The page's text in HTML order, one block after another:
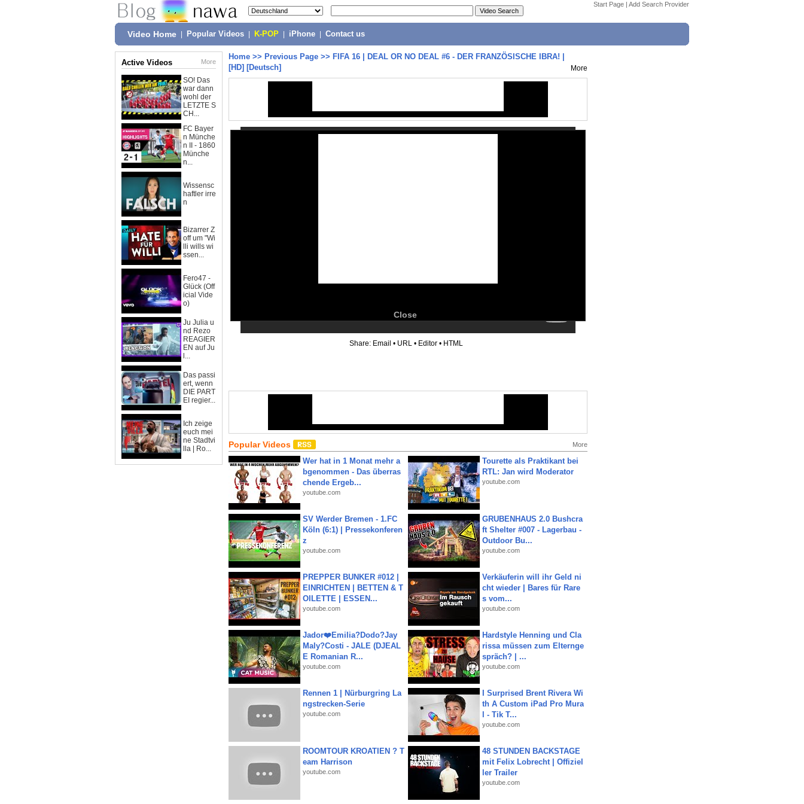
Start Page | Add Search Provider
Video Home Popular Videos K-POP iPhone Contact us
Active Videos More
SO! Das
war dann
wohl der
LETZTE S
CH...
FC Bayer
n Münche
n II - 1860
Münche
n...
Wissensc
haftler irre
n
Bizarrer Z
off um "Wi
lli wills wi
ssen...
Fero47 -
Glück (Off
icial Vide
o)
Ju Julia u
nd Rezo
REAGIER
EN auf Ju
l...
Das passi
ert, wenn
DIE PART
EI regier...
Ich zeige
euch mei
ne Stadtvi
lla | Ro...
Home >> Previous Page >> FIFA 16 | DEAL OR NO DEAL #6 - DER FRANZÖSISCHE IBRA! |
[HD] [Deutsch]
More
Close
Share: Email • URL • Editor • HTML
Popular Videos More
Wer hat in 1 Monat mehr a
bgenommen - Das überras
chende Ergeb...
youtube.com
Tourette als Praktikant bei
RTL: Jan wird Moderator
youtube.com
SV Werder Bremen - 1.FC
Köln (6:1) | Pressekonferen
z
youtube.com
GRUBENHAUS 2.0 Bushcra
ft Shelter #007 - Lagerbau -
Outdoor Bu...
youtube.com
PREPPER BUNKER #012 |
EINRICHTEN | BETTEN & T
OILETTE | ESSEN...
youtube.com
Verkäuferin will ihr Geld ni
cht wieder | Bares für Rare
s vom...
youtube.com
Jador❤️Emilia?Dodo?Jay
Maly?Costi - JALE (DJEAL
E Romanian R...
youtube.com
Hardstyle Henning und Cla
rissa müssen zum Elternge
spräch? | ...
youtube.com
Rennen 1 | Nürburgring La
ngstrecken-Serie
youtube.com
I Surprised Brent Rivera Wi
th A Custom iPad Pro Mura
l - Tik T...
youtube.com
ROOMTOUR KROATIEN ? T
eam Harrison
youtube.com
48 STUNDEN BACKSTAGE
mit Felix Lobrecht | Offiziel
ler Trailer
youtube.com